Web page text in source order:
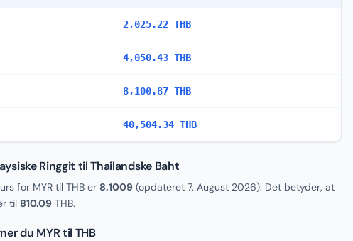
2,025.22 THB
4,050.43 THB
8,100.87 THB
40,504.34 THB
Ringgit til Thailandske Baht
for MYR til THB er 8.1009 (opdateret 7. August 2026). Det betyder, at
til 810.09 THB.
du MYR til THB